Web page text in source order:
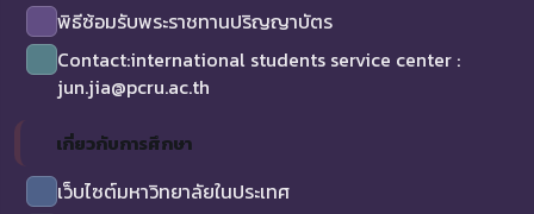
พิธีซ้อมรับพระราชทานปริญญาบัตร
Contact:international students service center :
jun.jia@pcru.ac.th
เกี่ยวกับการศึกษา
เว็บไซต์มหาวิทยาลัยในประเทศ